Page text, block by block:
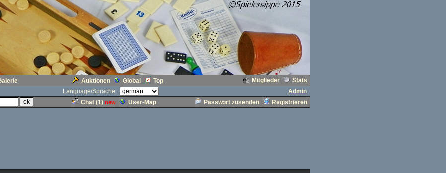
Auktionen Global Top Mitglieder
Stats
Language/Sprache:
Admin
Chat (1) new User-Map Passwort zusenden Registrieren